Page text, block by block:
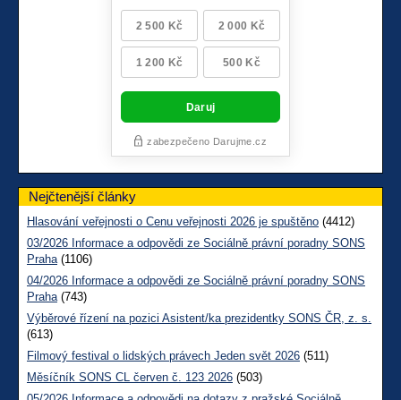
Nejčtenější články
Hlasování veřejnosti o Cenu veřejnosti 2026 je spuštěno (4412)
03/2026 Informace a odpovědi ze Sociálně právní poradny SONS
Praha(1106)
04/2026 Informace a odpovědi ze Sociálně právní poradny SONS
Praha(743)
Výběrové řízení na pozici Asistent/ka prezidentky SONS ČR, z. s.
(613)
Filmový festival o lidských právech Jeden svět 2026 (511)
Měsíčník SONS CL červen č. 123 2026 (503)